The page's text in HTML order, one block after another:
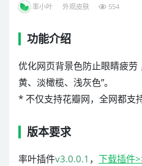
率小叶 外观皮肤 554
功能介绍
优化网页背景色防止眼睛疲劳
黄、淡橄榄、浅灰色”。
* 不仅支持花瓣网，全网都支持
版本要求
率叶插件v3.0.0.1 ， 下载插件